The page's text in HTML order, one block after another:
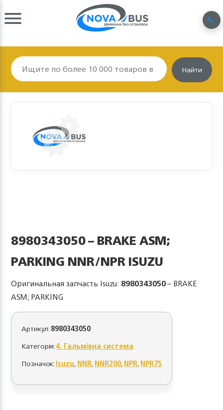
Найти
8980343050 – BRAKE ASM;
PARKING NNR/NPR ISUZU
Оригинальная запчасть Isuzu: 8980343050– BRAKE
ASM; PARKING
Артикул:8980343050
Категорія:4. Гальмівна система
Позначок:Isuzu,NNR,NNR200,NPR,NPR75